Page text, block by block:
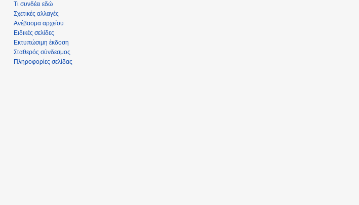
Τι συνδέει εδώ
Σχετικές αλλαγές
Ανέβασμα αρχείου
Ειδικές σελίδες
Εκτυπώσιμη έκδοση
Σταθερός σύνδεσμος
Πληροφορίες σελίδας